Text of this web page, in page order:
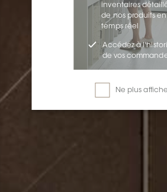
inventaires
de nos produits en
temps réel
Accédez à
de vos
Ne plus